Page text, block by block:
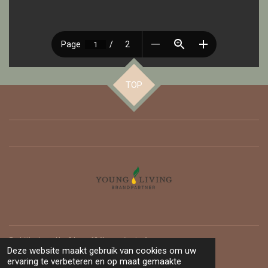
Deze website maakt gebruik van cookies om uw
ervaring te verbeteren en op maat gemaakte
TOP
Praktijkadres : Hoofdweg 62 (1e verdieping)
3067 GH ROTTERDAM
- GRATIS PARKEREN -